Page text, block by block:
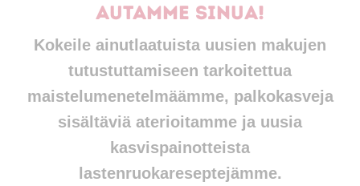
Autamme sinua!
Kokeile ainutlaatuista uusien makujen
tutustuttamiseen tarkoitettua
maistelumenetelmäämme, palkokasveja
sisältäviä aterioitamme ja uusia
kasvispainotteista
lastenruokareseptejämme.